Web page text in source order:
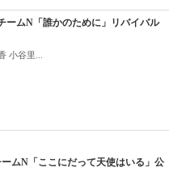
ームN「誰かのために」リバイバル
小谷里...
ームN「ここにだって天使はいる」公